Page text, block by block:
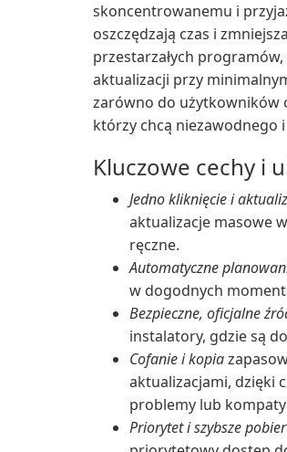
skoncentrowanemu i
oszczędzają czas i
przestarzałych
aktualizacji przy
zarówno do użytkowników
którzy chcą niezawodnego
Kluczowe cechy i
Jedno kliknięcie i
aktualizacje masowe
ręczne.
Automatyczne
w dogodnych
Bezpieczne, oficjalne
instalatory, gdzie są
Cofanie i kopia
aktualizacjami, dzięki
problemy lub
Priorytet i szybsze